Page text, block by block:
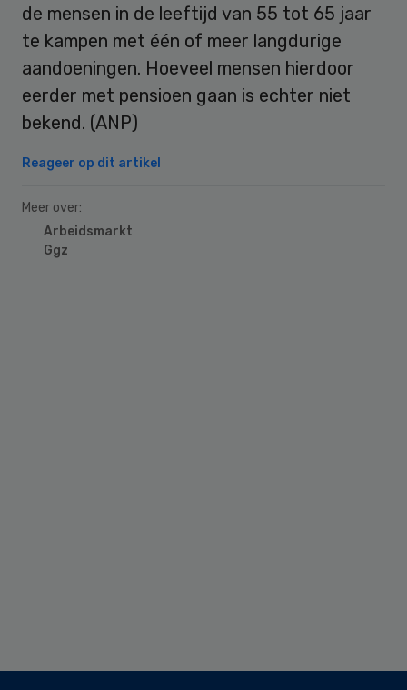
de mensen in de leeftijd van 55 tot 65 jaar
te kampen met één of meer langdurige
aandoeningen. Hoeveel mensen hierdoor
eerder met pensioen gaan is echter niet
bekend. (ANP)
Reageer op dit artikel
Meer over:
Arbeidsmarkt
Ggz